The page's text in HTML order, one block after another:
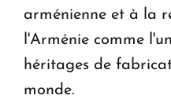
arménienne et à la
l'Arménie comme
héritages de
monde.